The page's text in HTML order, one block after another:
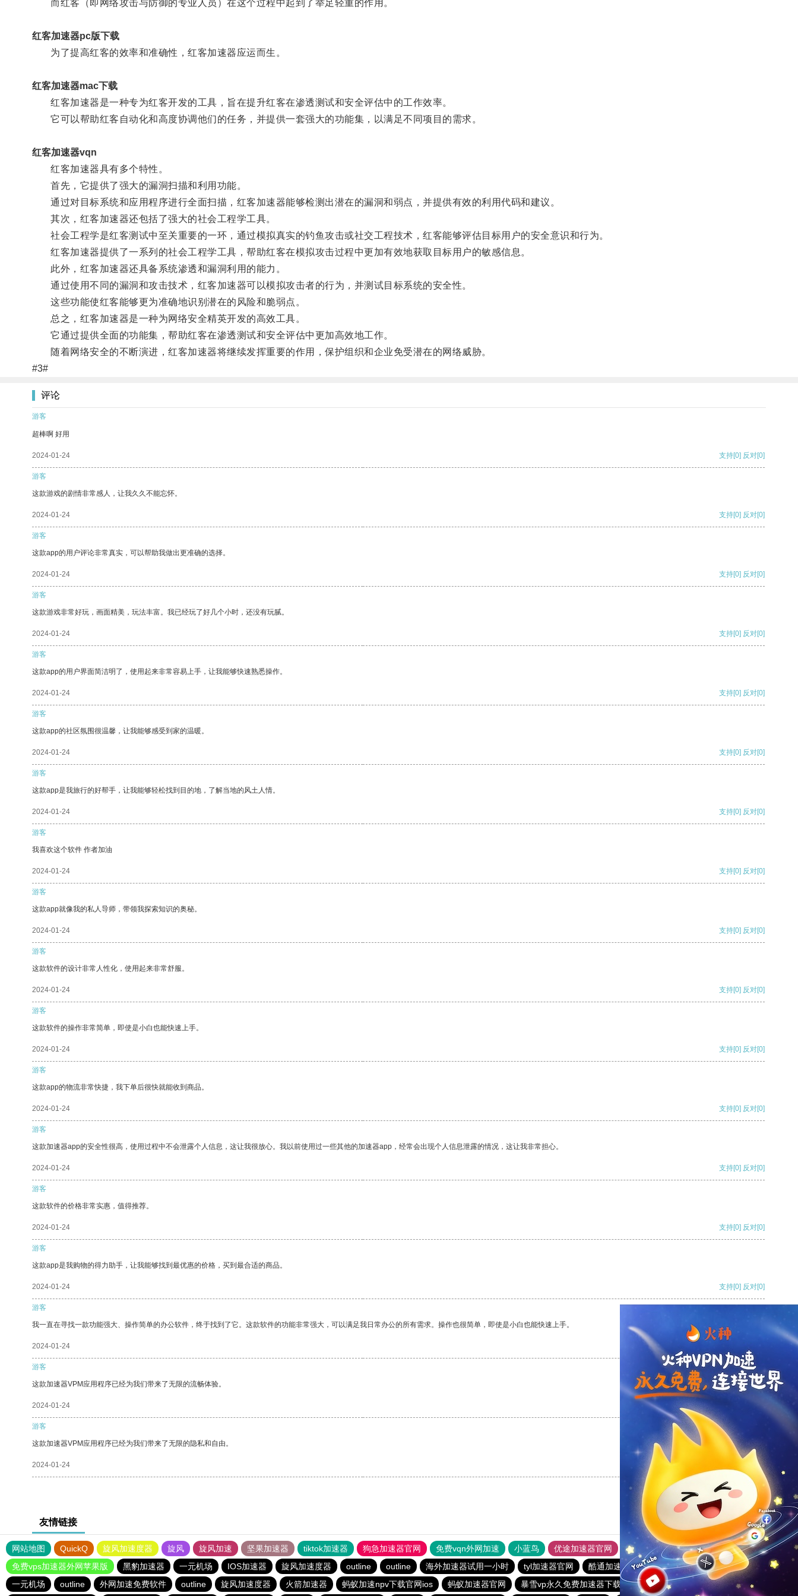
而红客（即网络攻击与防御的专业人员）在这个过程中起到了举足轻重的作用。
红客加速器pc版下载
为了提高红客的效率和准确性，红客加速器应运而生。
红客加速器mac下载
红客加速器是一种专为红客开发的工具，旨在提升红客在渗透测试和安全评估中的工作效率。
它可以帮助红客自动化和高度协调他们的任务，并提供一套强大的功能集，以满足不同项目的需求。
红客加速器vqn
红客加速器具有多个特性。
首先，它提供了强大的漏洞扫描和利用功能。
通过对目标系统和应用程序进行全面扫描，红客加速器能够检测出潜在的漏洞和弱点，并提供有效的利用代码和建议。
其次，红客加速器还包括了强大的社会工程学工具。
社会工程学是红客测试中至关重要的一环，通过模拟真实的钓鱼攻击或社交工程技术，红客能够评估目标用户的安全意识和行为。
红客加速器提供了一系列的社会工程学工具，帮助红客在模拟攻击过程中更加有效地获取目标用户的敏感信息。
此外，红客加速器还具备系统渗透和漏洞利用的能力。
通过使用不同的漏洞和攻击技术，红客加速器可以模拟攻击者的行为，并测试目标系统的安全性。
这些功能使红客能够更为准确地识别潜在的风险和脆弱点。
总之，红客加速器是一种为网络安全精英开发的高效工具。
它通过提供全面的功能集，帮助红客在渗透测试和安全评估中更加高效地工作。
随着网络安全的不断演进，红客加速器将继续发挥重要的作用，保护组织和企业免受潜在的网络威胁。
#3#
评论
游客
超棒啊 好用
2024-01-24 支持[0] 反对[0]
游客
这款游戏的剧情非常感人，让我久久不能忘怀。
2024-01-24 支持[0] 反对[0]
游客
这款app的用户评论非常真实，可以帮助我做出更准确的选择。
2024-01-24 支持[0] 反对[0]
游客
这款游戏非常好玩，画面精美，玩法丰富。我已经玩了好几个小时，还没有玩腻。
2024-01-24 支持[0] 反对[0]
游客
这款app的用户界面简洁明了，使用起来非常容易上手，让我能够快速熟悉操作。
2024-01-24 支持[0] 反对[0]
游客
这款app的社区氛围很温馨，让我能够感受到家的温暖。
2024-01-24 支持[0] 反对[0]
游客
这款app是我旅行的好帮手，让我能够轻松找到目的地，了解当地的风土人情。
2024-01-24 支持[0] 反对[0]
游客
我喜欢这个软件 作者加油
2024-01-24 支持[0] 反对[0]
游客
这款app就像我的私人导师，带领我探索知识的奥秘。
2024-01-24 支持[0] 反对[0]
游客
这款软件的设计非常人性化，使用起来非常舒服。
2024-01-24 支持[0] 反对[0]
游客
这款软件的操作非常简单，即使是小白也能快速上手。
2024-01-24 支持[0] 反对[0]
游客
这款app的物流非常快捷，我下单后很快就能收到商品。
2024-01-24 支持[0] 反对[0]
游客
这款加速器app的安全性很高，使用过程中不会泄露个人信息，这让我很放心。我以前使用过一些其他的加速器app，经常会出现个人信息泄露的情况，这让我非常担心。
2024-01-24 支持[0] 反对[0]
游客
这款软件的价格非常实惠，值得推荐。
2024-01-24 支持[0] 反对[0]
游客
这款app是我购物的得力助手，让我能够找到最优惠的价格，买到最合适的商品。
2024-01-24 支持[0] 反对[0]
游客
我一直在寻找一款功能强大、操作简单的办公软件，终于找到了它。这款软件的功能非常强大，可以满足我日常办公的所有需求。操作也很简单，即使是小白也能快速上手。
2024-01-24
游客
这款加速器VPM应用程序已经为我们带来了无限的流畅体验。
2024-01-24 反对
游客
这款加速器VPM应用程序已经为我们带来了无限的隐私和自由。
2024-01-24 反对[0]
友情链接
网站地图 QuickQ 旋风加速度器 旋风 旋风加速 坚果加速器 tiktok加速器 狗急加速器官网 免费vqn外网加速 小蓝鸟 优途加速器官网 风驰加速器 旋风加速器
八戒看书
免费vps加速器外网苹果版
黑豹加速器 一元机场 IOS加速器 旋风加速度器 outline outline 海外加速器试用一小时 tyl加速器官网 酷通加速器 雷霆vp加速器
老王vp官网
一元机场
outline 外网加速免费软件 outline 旋风加速度器 火箭加速器 蚂蚁加速npv下载官网ios 蚂蚁加速器官网 暴雪vp永久免费加速器下载官网 雷霆加器速 海鸥加速器